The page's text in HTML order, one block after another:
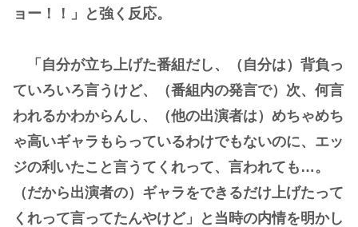
ョー！！」と強く反応。
「自分が立ち上げた番組だし、（自分は）背負っ
ていろいろ言うけど、（番組内の発言で）次、何言
われるかわからんし、（他の出演者は）めちゃめち
ゃ高いギャラもらっているわけでもないのに、エッ
ジの利いたこと言うてくれって、言われても…。
（だから出演者の）ギャラをできるだけ上げたって
くれって言ってたんやけど」と当時の内情を明かし